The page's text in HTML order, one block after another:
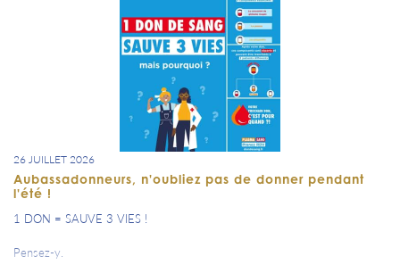
Les concerts ou rendez-vous à partager seront très prochainement dans
ton agenda de rentrée !
26 JUILLET 2026
Aubassadonneurs, n'oubliez pas de donner pendant
l'été !
1 DON = SAUVE 3 VIES !
Pensez-y.